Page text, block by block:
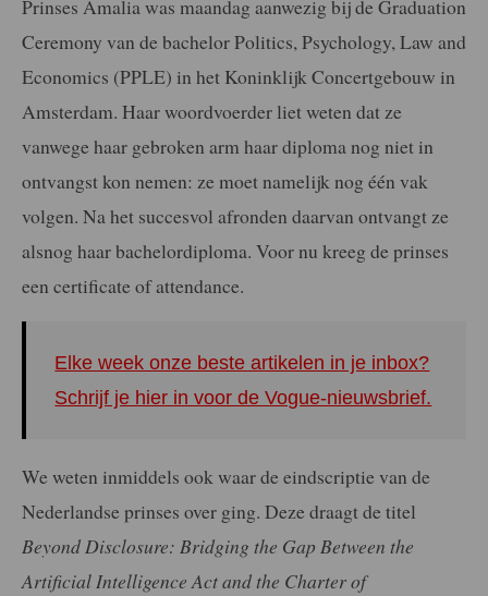
Prinses Amalia was maandag aanwezig bij de Graduation
Ceremony van de bachelor Politics, Psychology, Law and
Economics (PPLE) in het Koninklijk Concertgebouw in
Amsterdam. Haar woordvoerder liet weten dat ze
vanwege haar gebroken arm haar diploma nog niet in
ontvangst kon nemen: ze moet namelijk nog één vak
volgen. Na het succesvol afronden daarvan ontvangt ze
alsnog haar bachelordiploma. Voor nu kreeg de prinses
een certificate of attendance.
Elke week onze beste artikelen in je inbox?
Schrijf je hier in voor de Vogue-nieuwsbrief.
We weten inmiddels ook waar de eindscriptie van de
Nederlandse prinses over ging. Deze draagt de titel
Beyond Disclosure: Bridging the Gap Between the
Artificial Intelligence Act and the Charter of